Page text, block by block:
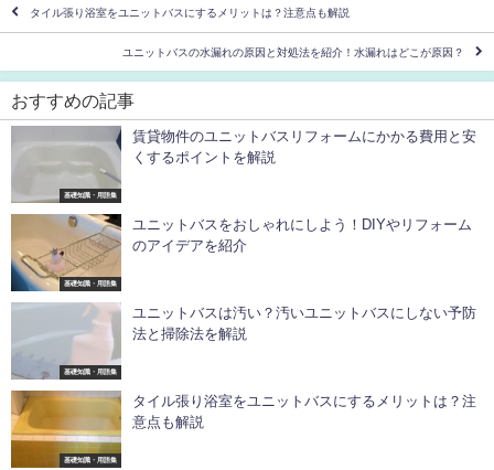
タイル張り浴室をユニットバスにするメリットは？注意点も解説
ユニットバスの水漏れの原因と対処法を紹介！水漏れはどこが原因？
おすすめの記事
基礎知識・用語集
賃貸物件のユニットバスリフォームにかかる費用と安
くするポイントを解説
基礎知識・用語集
ユニットバスをおしゃれにしよう！DIYやリフォーム
のアイデアを紹介
基礎知識・用語集
ユニットバスは汚い？汚いユニットバスにしない予防
法と掃除法を解説
基礎知識・用語集
タイル張り浴室をユニットバスにするメリットは？注
意点も解説